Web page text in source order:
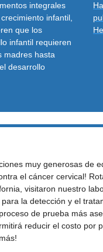
integrales
infantil,
que los
infantil requieren
madres hasta
desarrollo
muy generosas de
el cáncer cervical!
visitaron nuestro
la detección y el
de prueba más
reducir el costo por